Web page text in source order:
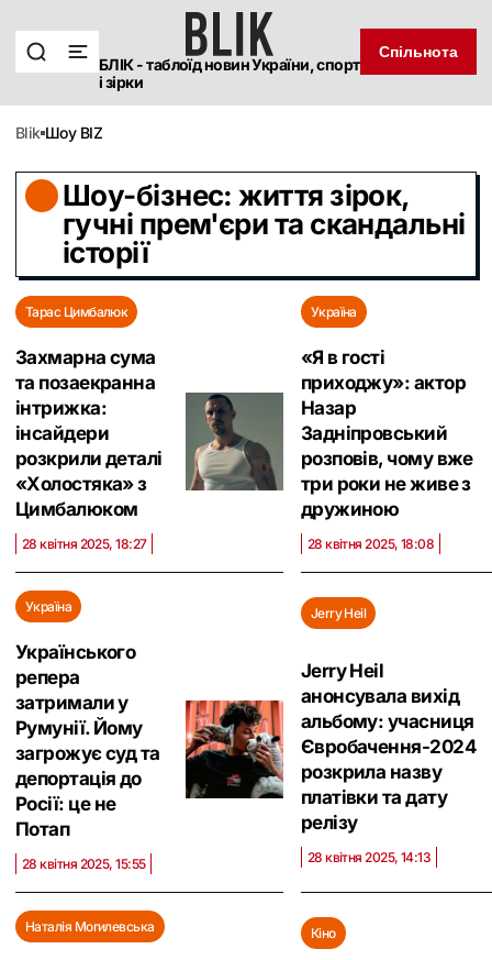
БЛІК - таблоїд новин України, спорт
і зірки
Спільнота
blik Шоу BIZ
Шоу-бізнес: життя зірок,
гучні прем'єри та скандальні
історії
Тарас Цимбалюк
Захмарна сума
та позаекранна
інтрижка:
інсайдери
розкрили деталі
«Холостяка» з
Цимбалюком
28 квітня 2025, 18:27
Україна
«Я в гості
приходжу»: актор
Назар
Задніпровський
розповів, чому вже
три роки не живе з
дружиною
28 квітня 2025, 18:08
Україна
Українського
репера
затримали у
Румунії. Йому
загрожує суд та
депортація до
Росії: це не
Потап
28 квітня 2025, 15:55
Jerry Heil
Jerry Heil
анонсувала вихід
альбому: учасниця
Євробачення-2024
розкрила назву
платівки та дату
релізу
28 квітня 2025, 14:13
Наталія Могилевська Кіно